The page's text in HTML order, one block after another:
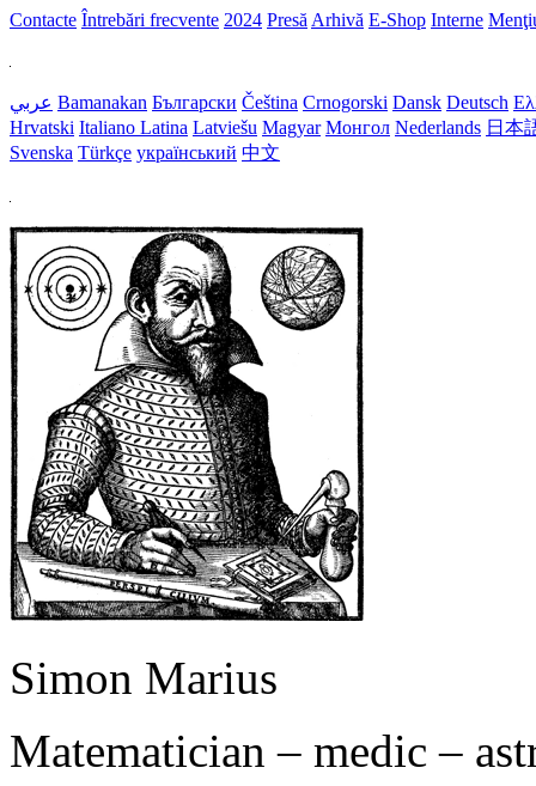
Contacte Întrebări frecvente 2024 Presă Arhivă E-Shop Interne
عربي Bamanakan Български Čeština Crnogorski Dansk Deutsch
Hrvatski Italiano Latina Latviešu Magyar Монгол Nederlands 日本
Svenska Türkçe український 中文
Simon Marius
Matematician – medic –